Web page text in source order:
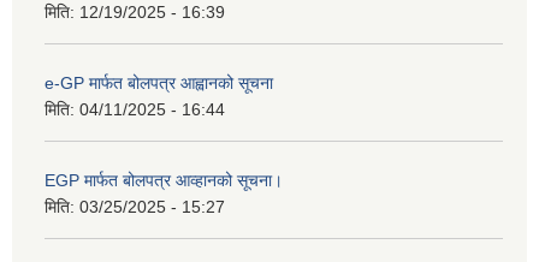
मिति: 12/19/2025 - 16:39
e-GP मार्फत बोलपत्र आह्वानको सूचना
मिति: 04/11/2025 - 16:44
EGP मार्फत बोलपत्र आव्हानको सूचना।
मिति: 03/25/2025 - 15:27